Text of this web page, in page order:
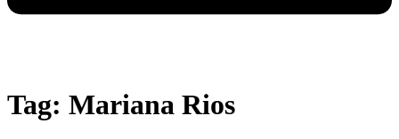
Tag: Mariana Rios